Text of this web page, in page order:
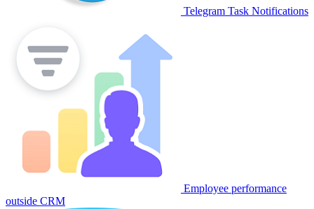
Telegram Task Notifications
Employee performance
outside CRM